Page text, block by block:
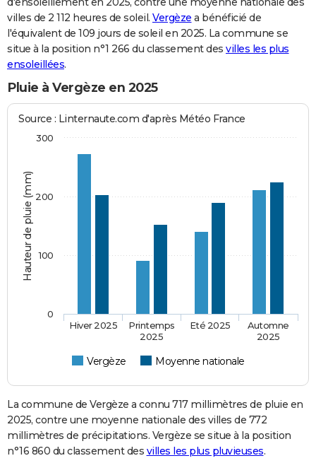
villes de 2 112 heures de soleil. Vergèze a bénéficié de
l'équivalent de 109 jours de soleil en 2025. La commune se
situe à la position n°1 266 du classement des villes les plus
ensoleillées.
Pluie à Vergèze en 2025
Hauteur de pluie (mm)
Source : Linternaute.com d'après Météo France
Vergèze Moyenne nationale
Hiver 2025
Printemps
2025
Eté 2025
Automne
2025
0
100
200
300
La commune de Vergèze a connu 717 millimètres de pluie en
2025, contre une moyenne nationale des villes de 772
millimètres de précipitations. Vergèze se situe à la position
n°16 860 du classement des villes les plus pluvieuses.